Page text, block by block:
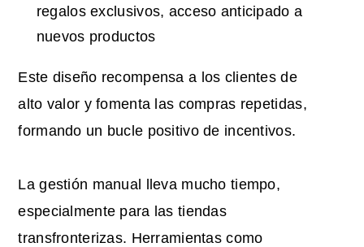
regalos exclusivos, acceso anticipado a
nuevos productos
Este diseño recompensa a los clientes de
alto valor y fomenta las compras repetidas,
formando un bucle positivo de incentivos.
La gestión manual lleva mucho tiempo,
especialmente para las tiendas
transfronterizas. Herramientas como